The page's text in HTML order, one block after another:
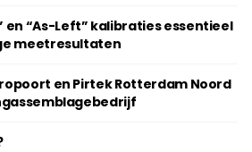
en “As-Left” kalibraties essentieel
meetresultaten
en Pirtek Rotterdam Noord